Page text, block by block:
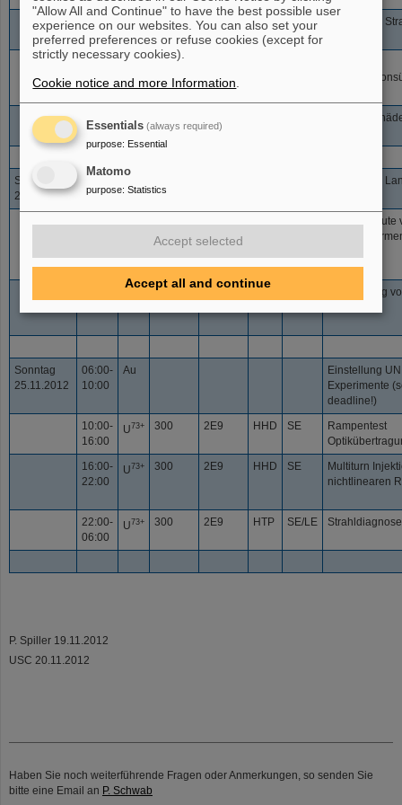
15:00-
16:00
U 73+ 350 2E9 HTP 1H1 Einstellung
16:00-
24:00
350-
800
24:00-
06:00
U
Samstag
24.11.2012
09:00
U
Einstellung
U
Lichtausbeute
300-
Kalibrierung
Sonntag
25.11.2012
06:00-
10:00
Au
Einstellung
Experimente
deadline!)
10:00-
16:00
U73+ 300 2E9 HHD SE
Rampentest
16:00-
22:00
U73+ 300 2E9 HHD SE
Multiturn
nichtlinearen
22:00-
06:00
U73+ 300 2E9 HTP SE/LE
P. Spiller 19.11.2012
USC 20.11.2012
Haben Sie noch weiterführende Fragen oder Anmerkungen, so senden Sie
bitte eine Email an P. Schwab
"Allow All and Continue" to have the best possible user
experience on our websites. You can also set your
preferred preferences or refuse cookies (except for
strictly necessary cookies).
Cookie notice and more Information
Essentials (always required)
purpose: Essential
Matomo
purpose: Statistics
Accept selected
Accept all and continue